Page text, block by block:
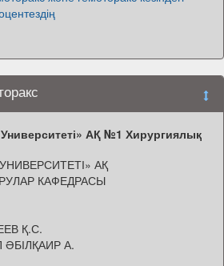
АҚ №1 Хирургиялық
АҚ
КАФЕДРАСЫ
Қ.С.
А.